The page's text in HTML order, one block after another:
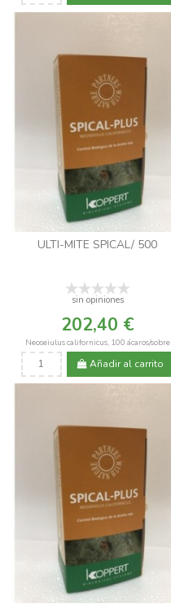
ULTI-MITE SPICAL/ 500
sin opiniones
202,40 €
Neoseiulus californicus, 100 ácaros/sobre
Añadir al carrito